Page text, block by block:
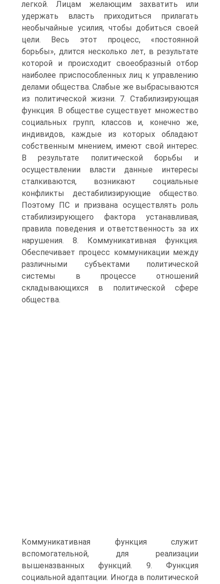
легкой. Лицам желающим захватить или
удержать власть приходиться прилагать
необычайные усилия, чтобы добиться своей
цели. Весь этот процесс, «постоянной
борьбы», длится несколько лет, в результате
которой и происходит своеобразный отбор
наиболее приспособленных лиц к управлению
делами общества. Слабые же выбрасываются
из политической жизни. 7. Стабилизирующая
функция. В обществе существует множество
социальных групп, классов и, конечно же,
индивидов, каждые из которых обладают
собственным мнением, имеют свой интерес.
В результате политической борьбы и
осуществлении власти данные интересы
сталкиваются, возникают социальные
конфликты дестабилизирующие общество.
Поэтому ПС и призвана осуществлять роль
стабилизирующего фактора устанавливая,
правила поведения и ответственность за их
нарушения. 8. Коммуникативная функция.
Обеспечивает процесс коммуникации между
различными субъектами политической
системы в процессе отношений
складывающихся в политической сфере
общества.
Коммуникативная функция служит
вспомогательной, для реализации
вышеназванных функций. 9. Функция
социальной адаптации. Иногда в политической